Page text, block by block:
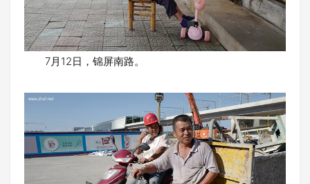
7月12日，锦屏南路。